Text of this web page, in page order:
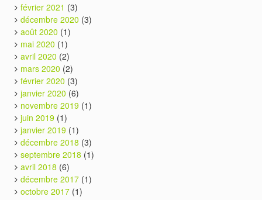
février 2021 (3)
décembre 2020 (3)
août 2020 (1)
mai 2020 (1)
avril 2020 (2)
mars 2020 (2)
février 2020 (3)
janvier 2020 (6)
novembre 2019 (1)
juin 2019 (1)
janvier 2019 (1)
décembre 2018 (3)
septembre 2018 (1)
avril 2018 (6)
décembre 2017 (1)
octobre 2017 (1)